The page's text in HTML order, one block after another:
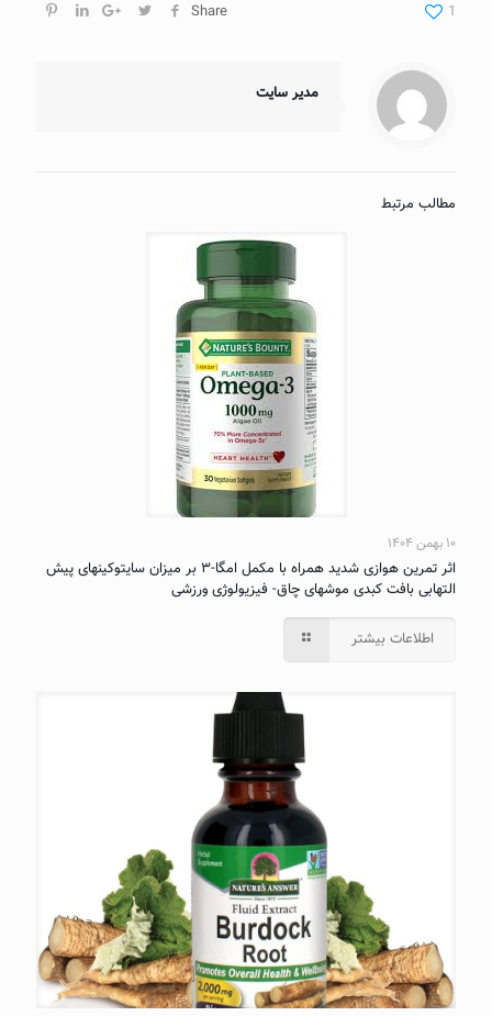
Share 1
مدیر سایت
مطالب مرتبط
۱۰ بهمن ۱۴۰۴
اثر تمرین هوازی شدید همراه با مکمل امگا-۳ بر میزان سایتوکینهای پیش
التهابی بافت کبدی موشهای چاق- فیزیولوژی ورزشی
اطلاعات بیشتر